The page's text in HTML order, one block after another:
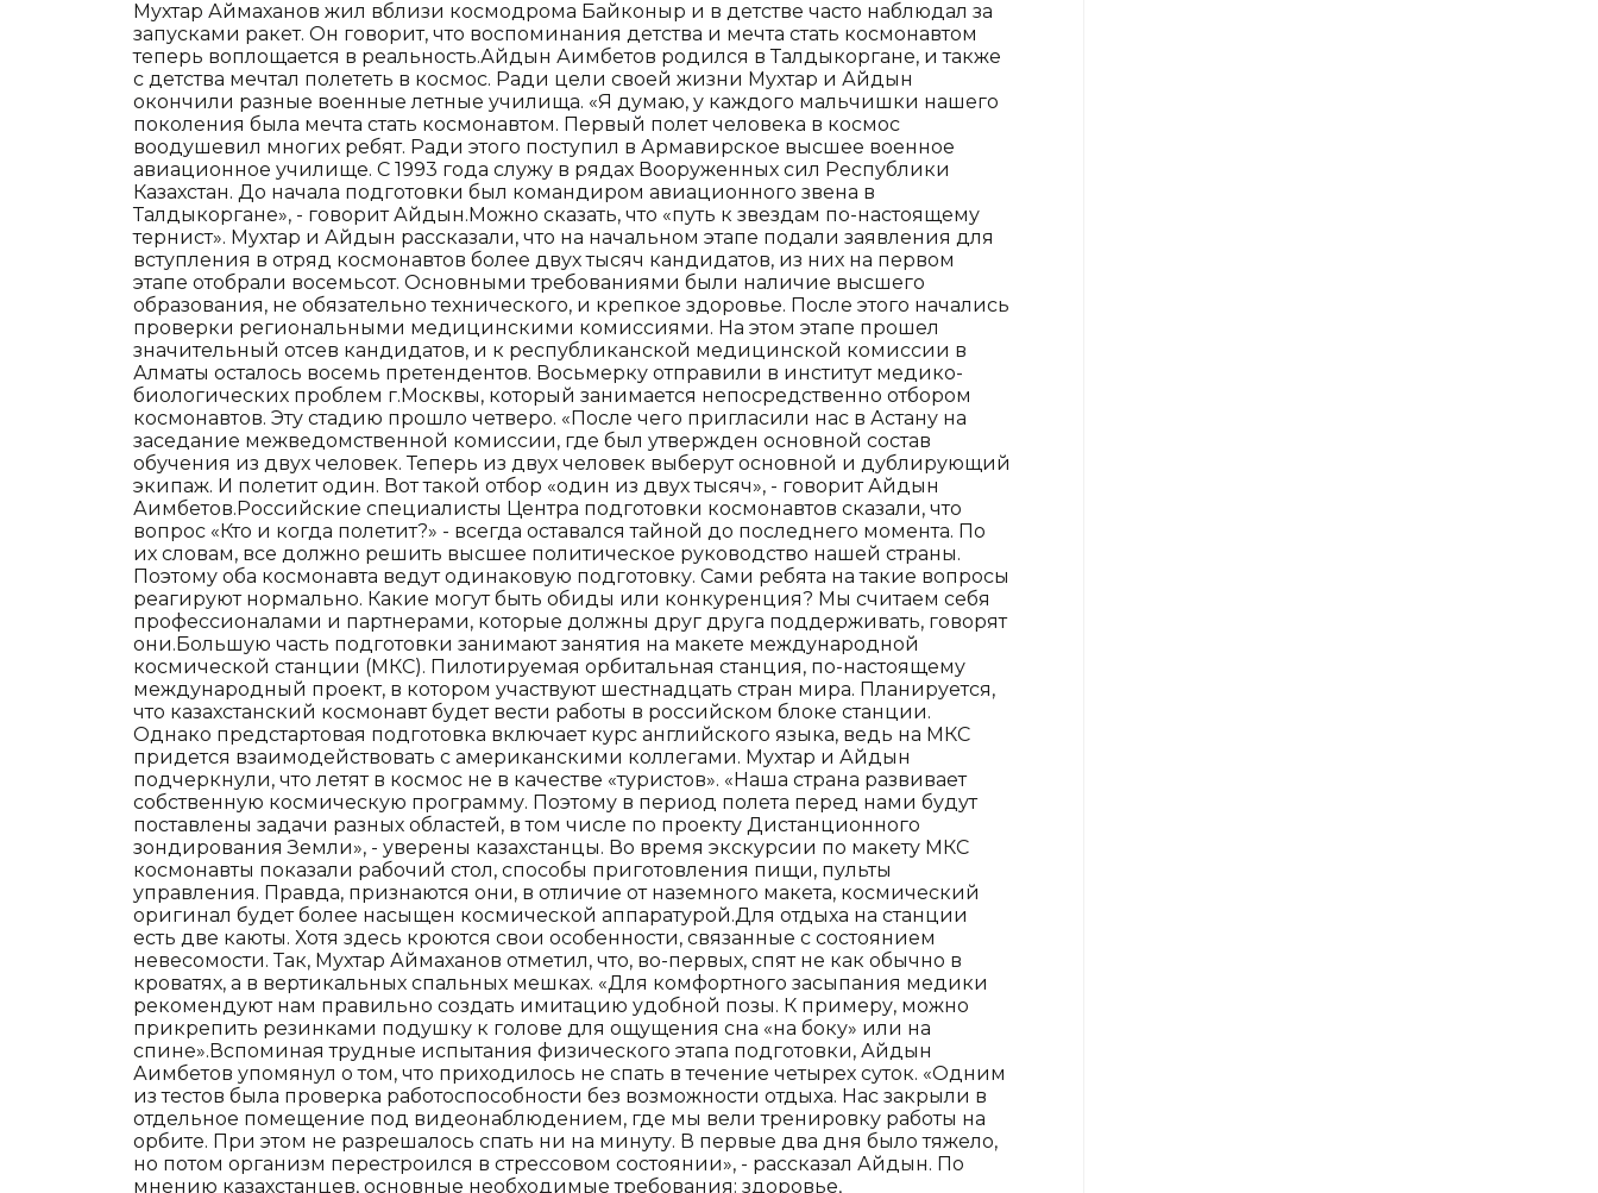
Мухтар Аймаханов жил вблизи космодрома Байконыр и в детстве часто наблюдал за
запусками ракет. Он говорит, что воспоминания детства и мечта стать космонавтом
теперь воплощается в реальность.Айдын Аимбетов родился в Талдыкоргане, и также
с детства мечтал полететь в космос. Ради цели своей жизни Мухтар и Айдын
окончили разные военные летные училища. «Я думаю, у каждого мальчишки нашего
поколения была мечта стать космонавтом. Первый полет человека в космос
воодушевил многих ребят. Ради этого поступил в Армавирское высшее военное
авиационное училище. С 1993 года служу в рядах Вооруженных сил Республики
Казахстан. До начала подготовки был командиром авиационного звена в
Талдыкоргане», - говорит Айдын.Можно сказать, что «путь к звездам по-настоящему
тернист». Мухтар и Айдын рассказали, что на начальном этапе подали заявления для
вступления в отряд космонавтов более двух тысяч кандидатов, из них на первом
этапе отобрали восемьсот. Основными требованиями были наличие высшего
образования, не обязательно технического, и крепкое здоровье. После этого начались
проверки региональными медицинскими комиссиями. На этом этапе прошел
значительный отсев кандидатов, и к республиканской медицинской комиссии в
Алматы осталось восемь претендентов. Восьмерку отправили в институт медико-
биологических проблем г.Москвы, который занимается непосредственно отбором
космонавтов. Эту стадию прошло четверо. «После чего пригласили нас в Астану на
заседание межведомственной комиссии, где был утвержден основной состав
обучения из двух человек. Теперь из двух человек выберут основной и дублирующий
экипаж. И полетит один. Вот такой отбор «один из двух тысяч», - говорит Айдын
Аимбетов.Российские специалисты Центра подготовки космонавтов сказали, что
вопрос «Кто и когда полетит?» - всегда оставался тайной до последнего момента. По
их словам, все должно решить высшее политическое руководство нашей страны.
Поэтому оба космонавта ведут одинаковую подготовку. Сами ребята на такие вопросы
реагируют нормально. Какие могут быть обиды или конкуренция? Мы считаем себя
профессионалами и партнерами, которые должны друг друга поддерживать, говорят
они.Большую часть подготовки занимают занятия на макете международной
космической станции (МКС). Пилотируемая орбитальная станция, по-настоящему
международный проект, в котором участвуют шестнадцать стран мира. Планируется,
что казахстанский космонавт будет вести работы в российском блоке станции.
Однако предстартовая подготовка включает курс английского языка, ведь на МКС
придется взаимодействовать с американскими коллегами. Мухтар и Айдын
подчеркнули, что летят в космос не в качестве «туристов». «Наша страна развивает
собственную космическую программу. Поэтому в период полета перед нами будут
поставлены задачи разных областей, в том числе по проекту Дистанционного
зондирования Земли», - уверены казахстанцы. Во время экскурсии по макету МКС
космонавты показали рабочий стол, способы приготовления пищи, пульты
управления. Правда, признаются они, в отличие от наземного макета, космический
оригинал будет более насыщен космической аппаратурой.Для отдыха на станции
есть две каюты. Хотя здесь кроются свои особенности, связанные с состоянием
невесомости. Так, Мухтар Аймаханов отметил, что, во-первых, спят не как обычно в
кроватях, а в вертикальных спальных мешках. «Для комфортного засыпания медики
рекомендуют нам правильно создать имитацию удобной позы. К примеру, можно
прикрепить резинками подушку к голове для ощущения сна «на боку» или на
спине».Вспоминая трудные испытания физического этапа подготовки, Айдын
Аимбетов упомянул о том, что приходилось не спать в течение четырех суток. «Одним
из тестов была проверка работоспособности без возможности отдыха. Нас закрыли в
отдельное помещение под видеонаблюдением, где мы вели тренировку работы на
орбите. При этом не разрешалось спать ни на минуту. В первые два дня было тяжело,
но потом организм перестроился в стрессовом состоянии», - рассказал Айдын. По
мнению казахстанцев, основные необходимые требования: здоровье,